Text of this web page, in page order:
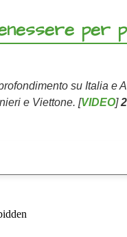
per
su Italia
e Viettone. [VIDEO]